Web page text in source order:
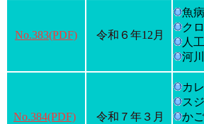
No.383(PDF) 令和６年12月
魚
ク
人
河
No.384(PDF) 令和７年３月
カ
ス
か